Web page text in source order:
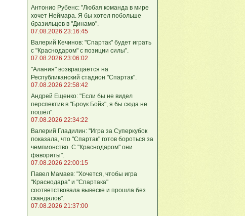
Антонио Рубенс: "Любая команда в мире
хочет Неймара. Я бы хотел побольше
бразильцев в "Динамо".
07.08.2026 23:16:45
Валерий Кечинов: "Спартак" будет играть
с "Краснодаром" с позиции силы".
07.08.2026 23:06:02
"Алания" возвращается на
Республиканский стадион "Спартак".
07.08.2026 22:58:42
Андрей Ещенко: "Если бы не видел
перспектив в "Броук Бойз", я бы сюда не
пошёл".
07.08.2026 22:34:22
Валерий Гладилин: "Игра за Суперкубок
показала, что "Спартак" готов бороться за
чемпионство. С "Краснодаром" они
фавориты".
07.08.2026 22:00:15
Павел Мамаев: "Хочется, чтобы игра
"Краснодара" и "Спартака"
соответствовала вывеске и прошла без
скандалов".
07.08.2026 21:37:00